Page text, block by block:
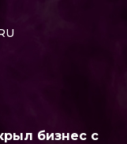
бизнес с